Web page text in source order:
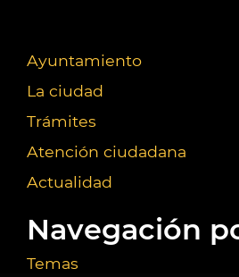
Ayuntamiento
La ciudad
Trámites
Atención ciudadana
Actualidad
Navegación
Temas